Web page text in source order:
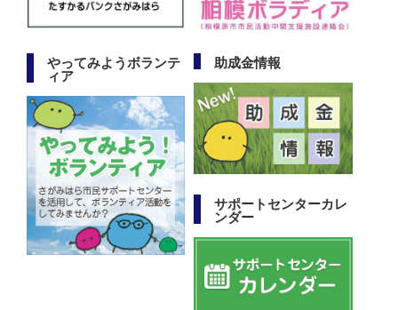
やってみようボランテ
ィア
助成金情報
サポートセンターカレ
ンダー